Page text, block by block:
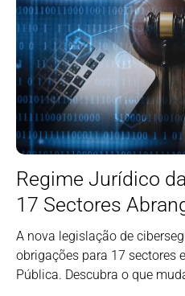
Regime Jurídico
17 Sectores
A nova legislação de
obrigações para 17 sectores
Pública. Descubra o que